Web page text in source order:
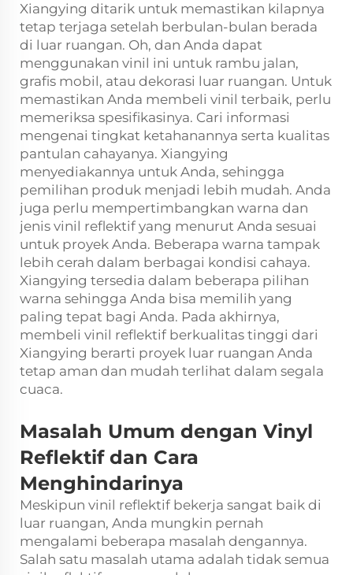
Xiangying ditarik untuk memastikan kilapnya
tetap terjaga setelah berbulan-bulan berada
di luar ruangan. Oh, dan Anda dapat
menggunakan vinil ini untuk rambu jalan,
grafis mobil, atau dekorasi luar ruangan. Untuk
memastikan Anda membeli vinil terbaik, perlu
memeriksa spesifikasinya. Cari informasi
mengenai tingkat ketahanannya serta kualitas
pantulan cahayanya. Xiangying
menyediakannya untuk Anda, sehingga
pemilihan produk menjadi lebih mudah. Anda
juga perlu mempertimbangkan warna dan
jenis vinil reflektif yang menurut Anda sesuai
untuk proyek Anda. Beberapa warna tampak
lebih cerah dalam berbagai kondisi cahaya.
Xiangying tersedia dalam beberapa pilihan
warna sehingga Anda bisa memilih yang
paling tepat bagi Anda. Pada akhirnya,
membeli vinil reflektif berkualitas tinggi dari
Xiangying berarti proyek luar ruangan Anda
tetap aman dan mudah terlihat dalam segala
cuaca.
Masalah Umum dengan Vinyl
Reflektif dan Cara
Menghindarinya
Meskipun vinil reflektif bekerja sangat baik di
luar ruangan, Anda mungkin pernah
mengalami beberapa masalah dengannya.
Salah satu masalah utama adalah tidak semua